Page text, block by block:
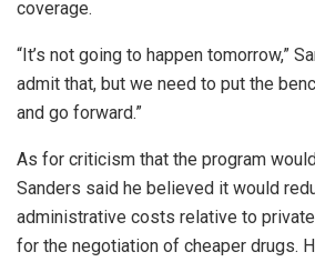
coverage.
“It’s not going to happen tomorrow,”
admit that, but we need to put the
and go forward.”
As for criticism that the program
Sanders said he believed it would
administrative costs relative to
for the negotiation of cheaper drugs.